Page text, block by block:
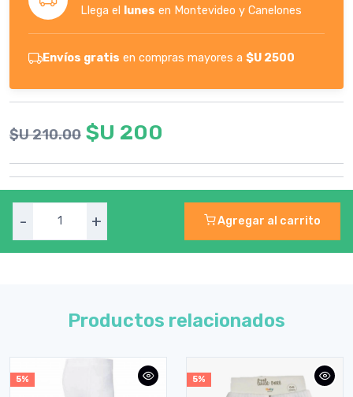
Llega el lunes en Montevideo y Canelones
Envíos gratis en compras mayores a $U 2500
$U 210.00 $U 200
- + Agregar al carrito
Productos relacionados
5% 5%